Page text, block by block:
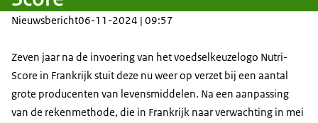
Nieuwsbericht06-11-2024 | 09:57
Zeven jaar na de invoering van het voedselkeuzelogo Nutri-
Score in Frankrijk stuit deze nu weer op verzet bij een aantal
grote producenten van levensmiddelen. Na een aanpassing
van de rekenmethode, die in Frankrijk naar verwachting in mei